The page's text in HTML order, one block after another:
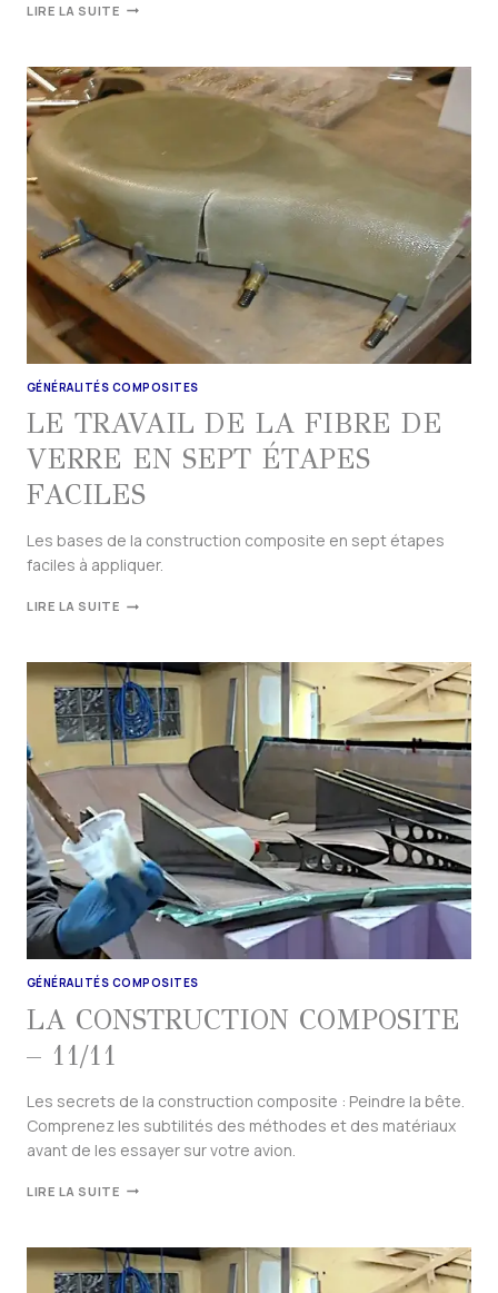
LIRE LA SUITE
GÉNÉRALITÉS COMPOSITES
LE TRAVAIL DE LA FIBRE DE
VERRE EN SEPT ÉTAPES
FACILES
Les bases de la construction composite en sept étapes
faciles à appliquer.
LIRE LA SUITE
GÉNÉRALITÉS COMPOSITES
LA CONSTRUCTION COMPOSITE
– 11/11
Les secrets de la construction composite : Peindre la bête.
Comprenez les subtilités des méthodes et des matériaux
avant de les essayer sur votre avion.
LIRE LA SUITE